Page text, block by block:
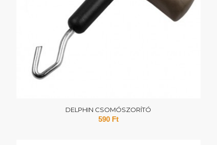
DELPHIN CSOMÓSZORÍTÓ
590 Ft